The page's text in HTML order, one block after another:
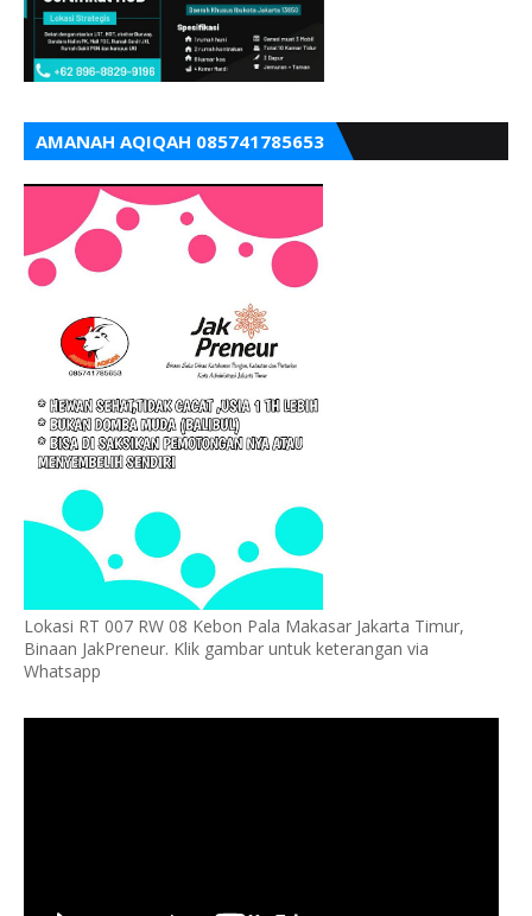
AMANAH AQIQAH 085741785653
Lokasi RT 007 RW 08 Kebon Pala Makasar Jakarta Timur,
Binaan JakPreneur. Klik gambar untuk keterangan via
Whatsapp